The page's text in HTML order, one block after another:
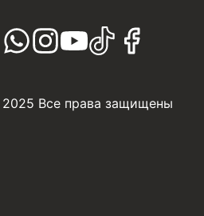
2025 Все права защищены